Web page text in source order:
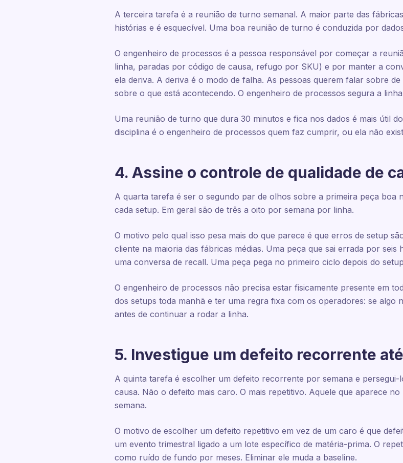
A terceira tarefa é a reunião de turno semanal. A maior parte das
histórias e é esquecível. Uma boa reunião de turno é conduzida por
O engenheiro de processos é a pessoa responsável por começar a
linha, paradas por código de causa, refugo por SKU) e por manter a
ela deriva. A deriva é o modo de falha. As pessoas querem falar sobre
sobre o que está acontecendo. O engenheiro de processos segura a
Uma reunião de turno que dura 30 minutos e fica nos dados é mais útil
disciplina é o engenheiro de processos quem faz cumprir, ou ela não
4. Assine o controle de qualidade de
A quarta tarefa é ser o segundo par de olhos sobre a primeira peça boa
cada setup. Em geral são de três a oito por semana por linha.
O motivo pelo qual isso pesa mais do que parece é que erros de setup
cliente na maioria das fábricas médias. Uma peça que sai errada por
uma conversa de recall. Uma peça pega no primeiro ciclo depois do
O engenheiro de processos não precisa estar fisicamente presente em
dos setups toda manhã e ter uma regra fixa com os operadores: se algo
antes de continuar a rodar a linha.
5. Investigue um defeito recorrente
A quinta tarefa é escolher um defeito recorrente por semana e
causa. Não o defeito mais caro. O mais repetitivo. Aquele que aparece
semana.
O motivo de escolher um defeito repetitivo em vez de um caro é que
um evento trimestral ligado a um lote específico de matéria-prima. O
como ruído de fundo por meses. Eliminar ele muda a baseline.